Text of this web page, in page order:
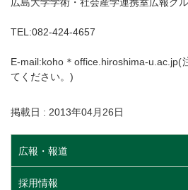
TEL:082-424-4657
E-mail:koho＊office.hiroshima-u.ac.jp(
てください。)
掲載日 : 2013年04月26日
広報・報道
採用情報